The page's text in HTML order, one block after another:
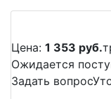
Цена: 1 353 руб.
Ожидается
Задать вопрос